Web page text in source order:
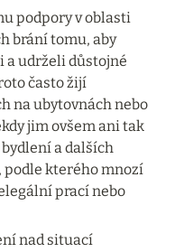
podpory v oblasti
brání tomu, aby
a udrželi důstojné
často žijí
na ubytovnách nebo
jim ovšem ani tak
a dalších
podle kterého mnozí
prací nebo
nad situací